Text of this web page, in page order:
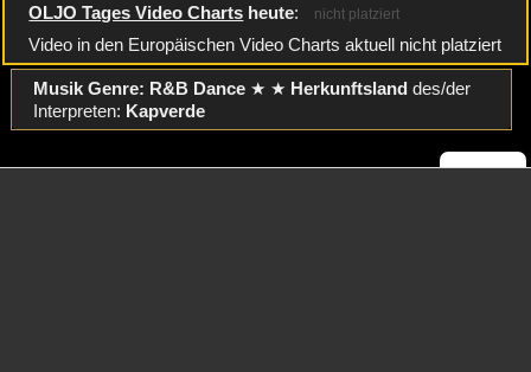
OLJO Tages Video Charts heute: nicht platziert
Video in den Europäischen Video Charts aktuell nicht platziert
Musik Genre: R&B Dance★ ★ Herkunftsland des/der
Interpreten: Kapverde